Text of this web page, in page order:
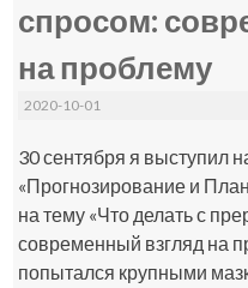
спросом:
на проблему
2020-10-01
30 сентября я выступил
«Прогнозирование и
на тему «Что делать с
современный взгляд на
попытался крупными